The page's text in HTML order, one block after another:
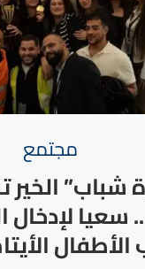
مجتمع
شباب” الخير
لإدخال